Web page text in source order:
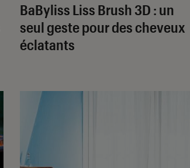
BaByliss Liss Brush 3D : un
seul geste pour des cheveux
éclatants